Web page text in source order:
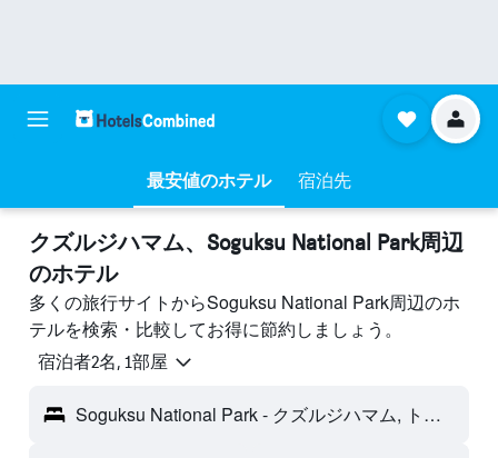
最安値のホテル 宿泊先
クズルジハマム​、Soguksu National Park周辺
のホテル
多くの旅行サイトからSoguksu National Park周辺のホ
テルを検索・比較してお得に節約しましょう。
宿泊者2名, 1​部屋
Soguksu National Park - クズルジハマム, トルコ